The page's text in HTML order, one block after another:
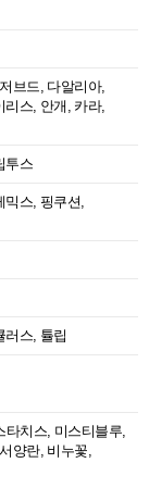
브드, 다알리아,
스, 안개, 카라,
투스
스, 핑쿠션,
러스, 튤립
치스, 미스티블루,
양란, 비누꽃,